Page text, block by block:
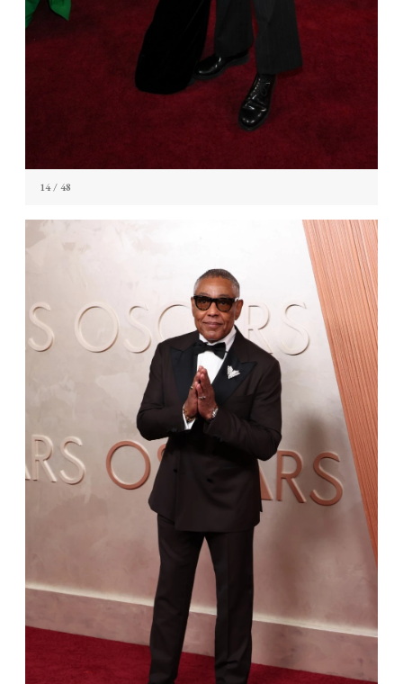
14/ 48